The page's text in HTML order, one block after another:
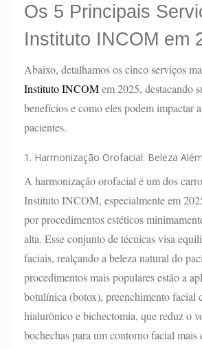
Os 5 Principais
Instituto INCOM em
Abaixo, detalhamos os cinco serviços
Instituto INCOMem 2025, destacando
benefícios e como eles podem impactar
pacientes.
1. Harmonização Orofacial: Beleza
A harmonização orofacial é um dos
Instituto INCOM, especialmente em
por procedimentos estéticos
alta. Esse conjunto de técnicas visa
faciais, realçando a beleza natural do
procedimentos mais populares estão a
botulínica (botox), preenchimento facial
hialurônico e bichectomia, que reduz o
bochechas para um contorno facial mais